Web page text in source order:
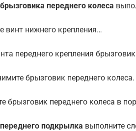
переднего колеса
винт нижнего крепления…
переднего крепления
брызговик переднего колеса.
брызговик переднего колеса в
подкрылка выполните